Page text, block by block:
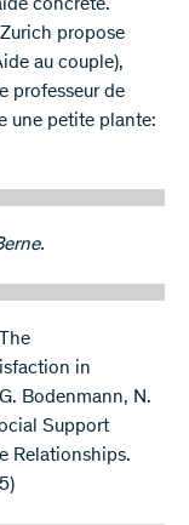
concrète.
propose
au couple),
professeur de
une petite plante:
in
Bodenmann, N.
Support
Relationships.